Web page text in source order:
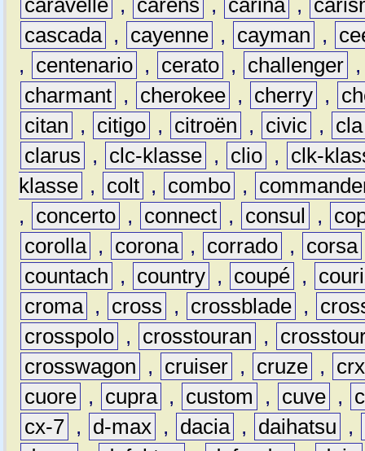
caravelle , carens , carina ,
cascada , cayenne , cayman ,
,
centenario , cerato , challenger
charmant , cherokee , cherry ,
citan
, citigo , citroën , civic ,
cla
clarus
, clc-klasse , clio ,
clk-
klasse , colt , combo ,
,
concerto , connect , consul ,
corolla , corona , corrado , corsa
countach
, country , coupé ,
croma , cross , crossblade ,
crosspolo , crosstouran ,
crosswagon
, cruiser , cruze ,
crx
cuore , cupra , custom , cuve ,
cx-7 , d-max , dacia , daihatsu
,